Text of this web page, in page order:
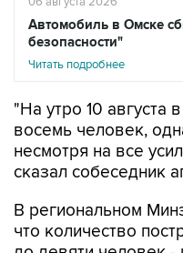
Автомобиль в Омске
безопасности"
Читать подробнее
"На утро 10 августа
восемь человек,
несмотря на все
сказал собеседник
В региональном
что количество